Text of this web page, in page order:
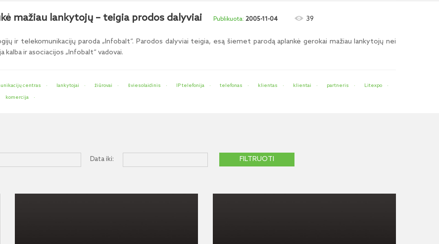
mažiau lankytojų – teigia prodos dalyviai 2005-11-04 39
ir telekomunikacijų paroda „Infobalt“. Parodos dalyviai teigia, esą šiemet parodą aplankė gerokai mažiau lankytojų nei
kalba ir asociacijos „Infobalt“ vadovai.
centras lankytojai žiūrovai šviesolaidinis IP telefonija telefonas klientas klientai partneris
Litexpo
komercija
Data iki: